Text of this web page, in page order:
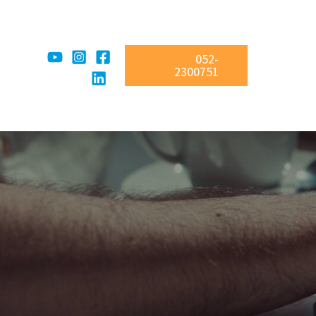
052-
2300751